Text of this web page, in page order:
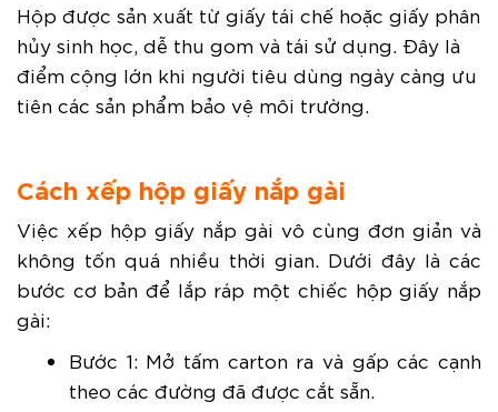
Hộp được sản xuất từ giấy tái chế hoặc giấy phân
hủy sinh học, dễ thu gom và tái sử dụng. Đây là
điểm cộng lớn khi người tiêu dùng ngày càng ưu
tiên các sản phẩm bảo vệ môi trường.
Cách xếp hộp giấy nắp gài
Việc xếp hộp giấy nắp gài vô cùng đơn giản và
không tốn quá nhiều thời gian. Dưới đây là các
bước cơ bản để lắp ráp một chiếc hộp giấy nắp
gài:
Bước 1: Mở tấm carton ra và gấp các cạnh
theo các đường đã được cắt sẵn.